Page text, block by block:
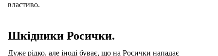
властиво.
Шкідники Росички.
Дуже рідко, але іноді буває, що на Росички нападає